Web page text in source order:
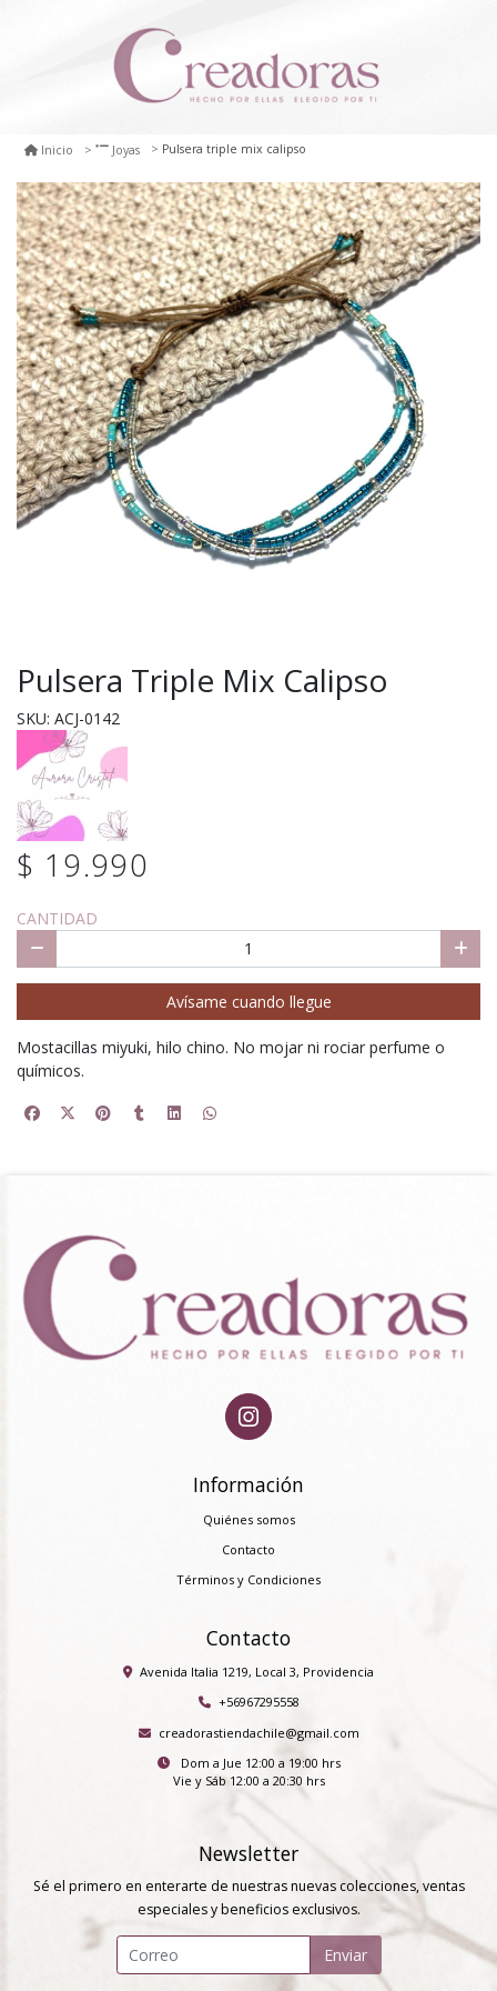
Inicio Joyas Pulsera triple mix calipso
Pulsera Triple Mix Calipso
SKU: ACJ-0142
$ 19.990
CANTIDAD
Avísame cuando llegue
Mostacillas miyuki, hilo chino. No mojar ni rociar perfume o
químicos.
Información
Quiénes somos
Contacto
Términos y Condiciones
Contacto
Avenida Italia 1219, Local 3, Providencia
+56967295558
creadorastiendachile@gmail.com
Dom a Jue 12:00 a 19:00 hrs
Vie y Sáb 12:00 a 20:30 hrs
Newsletter
Sé el primero en enterarte de nuestras nuevas colecciones, ventas
especiales y beneficios exclusivos.
Enviar